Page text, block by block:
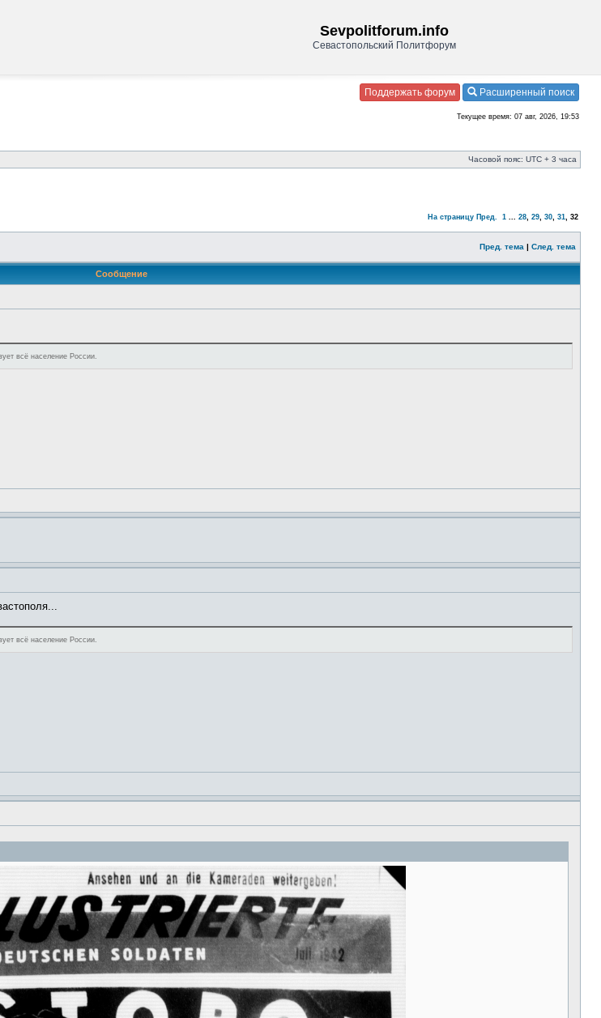
Sevpolitforum.info
Севастопольский Политфорум
Поддержать форум Расширенный поиск
Текущее время: 07 авг, 2026, 19:53
Часовой пояс: UTC + 3 часа
На страницу Пред. 1 ... 28, 29, 30, 31, 32
Пред. тема | След. тема
Сообщение
всё население России.
всё население России.